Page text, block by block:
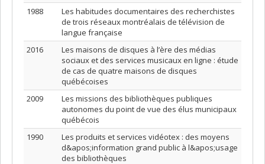
1988
Les habitudes documentaires des recherchistes
de trois réseaux montréalais de télévision de
langue française
2016
Les maisons de disques à l’ère des médias
sociaux et des services musicaux en ligne : étude
de cas de quatre maisons de disques
québécoises
2009
Les missions des bibliothèques publiques
autonomes du point de vue des élus municipaux
québécois
1990
Les produits et services vidéotex : des moyens
d&apos;information grand public à l&apos;usage
des bibliothèques